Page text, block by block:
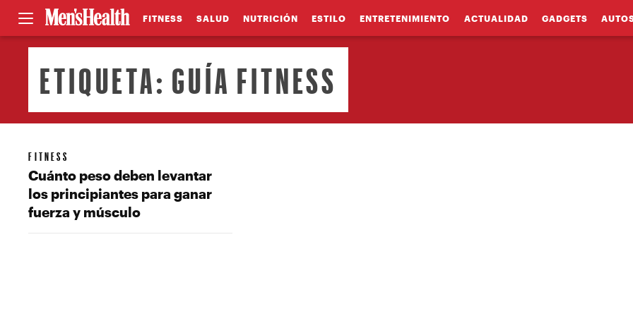
FITNESS SALUD NUTRICIÓN ESTILO ENTRETENIMIENTO ACTUALIDAD GADGETS
ETIQUETA: GUÍA FITNESS
FITNESS
Cuánto peso deben levantar
los principiantes para ganar
fuerza y músculo